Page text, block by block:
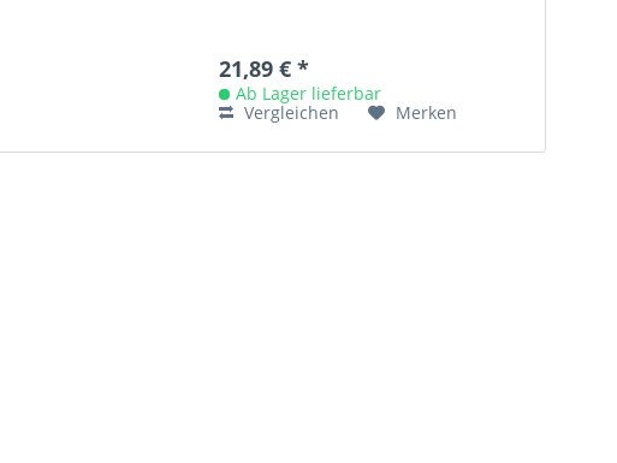
21,89 € *
Ab Lager lieferbar
Vergleichen
Merken